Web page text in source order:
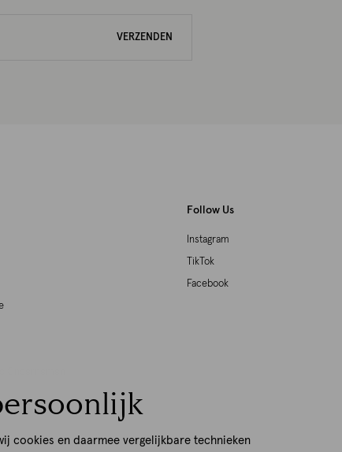
cookies en daarmee vergelijkbare technieken
VERZENDEN
Follow Us
Instagram
TikTok
Facebook